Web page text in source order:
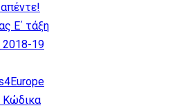
Ε΄ τάξη
2018-19
Κώδικα